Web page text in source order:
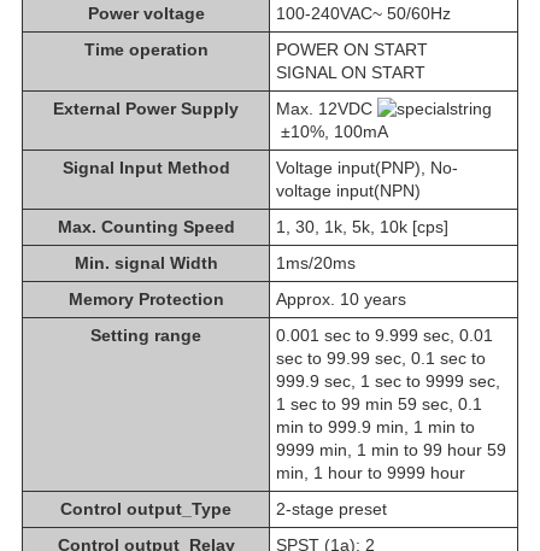
Power voltage
100-240VAC~ 50/60Hz
Time operation
POWER ON START
SIGNAL ON START
External Power Supply
Max. 12VDC
±10%, 100mA
Signal Input Method
Voltage input(PNP), No-
voltage input(NPN)
Max. Counting Speed
1, 30, 1k, 5k, 10k [cps]
Min. signal Width
1ms/20ms
Memory Protection
Approx. 10 years
Setting range
0.001 sec to 9.999 sec, 0.01
sec to 99.99 sec, 0.1 sec to
999.9 sec, 1 sec to 9999 sec,
1 sec to 99 min 59 sec, 0.1
min to 999.9 min, 1 min to
9999 min, 1 min to 99 hour 59
min, 1 hour to 9999 hour
Control output_Type
2-stage preset
Control output_Relay
SPST (1a): 2